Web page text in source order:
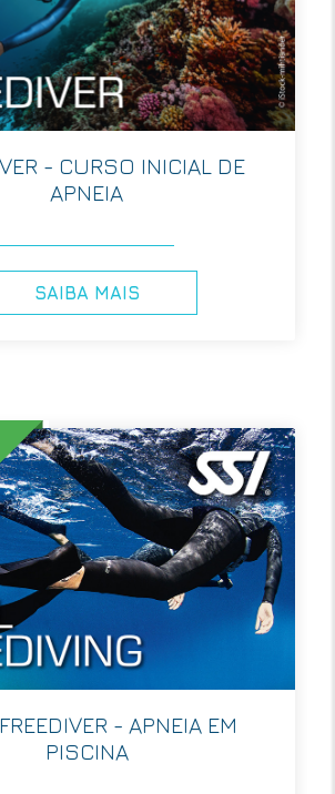
- CURSO INICIAL DE
APNEIA
SAIBA MAIS
- APNEIA EM
PISCINA